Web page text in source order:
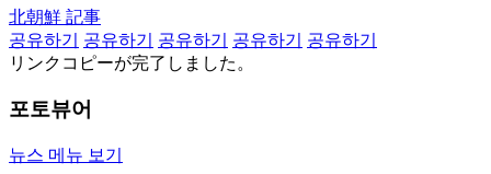
北朝鮮 記事
공유하기
공유하기 공유하기 공유하기
공유하기
リンクコピーが完了しました。
포토뷰어
뉴스 메뉴 보기